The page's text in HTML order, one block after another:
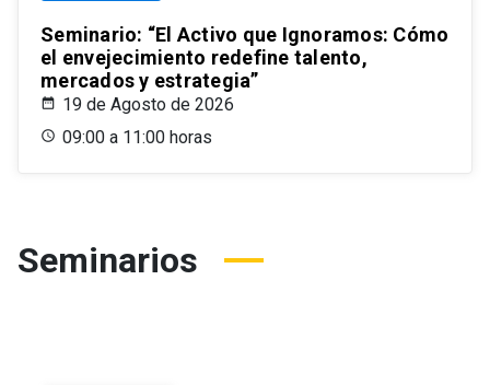
Seminario: “El Activo que Ignoramos: Cómo
el envejecimiento redefine talento,
mercados y estrategia”
19 de Agosto de 2026
09:00 a 11:00 horas
Seminarios